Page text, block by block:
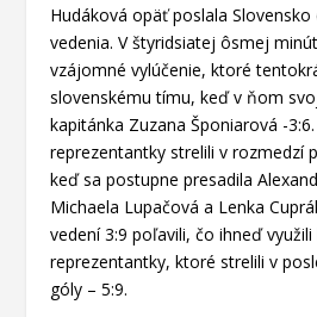
Hudáková opäť poslala
vedenia. V štyridsiatej ôsmej
vzájomné vylúčenie, ktoré
slovenskému tímu, keď v ňom
kapitánka Zuzana Šponiarová -
reprezentantky strelili v rozmedzí
keď sa postupne presadila
Michaela Lupačová a Lenka
vedení 3:9 poľavili, čo ihneď
reprezentantky, ktoré strelili v
góly – 5:9.